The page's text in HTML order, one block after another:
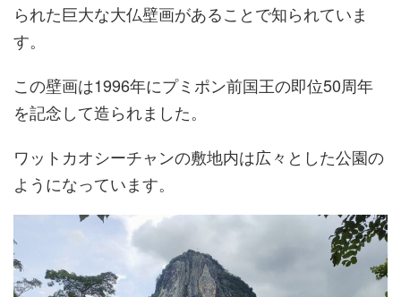
られた巨大な大仏壁画があることで知られていま
す。
この壁画は1996年にプミポン前国王の即位50周年
を記念して造られました。
ワットカオシーチャンの敷地内は広々とした公園の
ようになっています。